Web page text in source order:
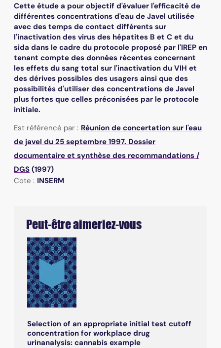
Cette étude a pour objectif d'évaluer l'efficacité de
différentes concentrations d'eau de Javel utilisée
avec des temps de contact différents sur
l'inactivation des virus des hépatites B et C et du
sida dans le cadre du protocole proposé par l'IREP en
tenant compte des données récentes concernant
les effets du sang total sur l'inactivation du VIH et
des dérives possibles des usagers ainsi que des
possibilités d'utiliser des concentrations de Javel
plus fortes que celles préconisées par le protocole
initiale.
Est référencé par : Réunion de concertation sur l'eau
de javel du 25 septembre 1997. Dossier
documentaire et synthèse des recommandations /
DGS (1997)
Cote : INSERM
Peut-être aimeriez-vous
Selection of an appropriate initial test cutoff
concentration for workplace drug
urinanalysis: cannabis example